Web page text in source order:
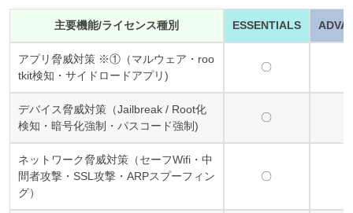
主要機能/ライセンス種別 ESSENTIALS
アプリ脅威対策 ※①（マルウェア・roo
tkit検知・サイドロードアプリ)
〇
デバイス脅威対策（Jailbreak / Root化
検知・暗号化強制・パスコード強制)
〇
ネットワーク脅威対策（セーフWifi・中
間者攻撃・SSL攻撃・ARPスプーフィン
グ）
〇